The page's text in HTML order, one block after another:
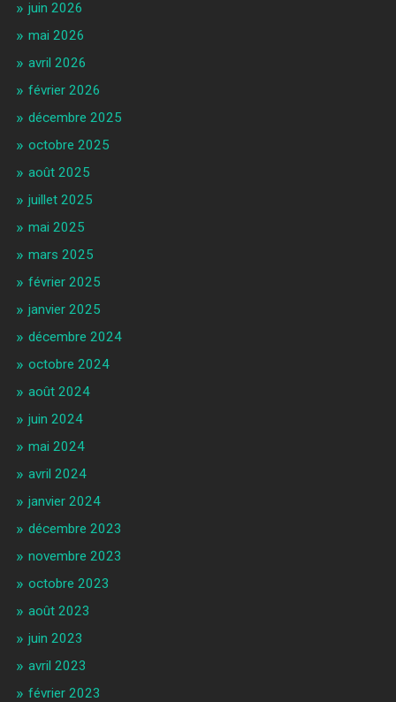
juin 2026
mai 2026
avril 2026
février 2026
décembre 2025
octobre 2025
août 2025
juillet 2025
mai 2025
mars 2025
février 2025
janvier 2025
décembre 2024
octobre 2024
août 2024
juin 2024
mai 2024
avril 2024
janvier 2024
décembre 2023
novembre 2023
octobre 2023
août 2023
juin 2023
avril 2023
février 2023